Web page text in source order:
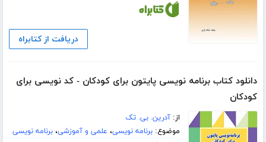
دریافت از کتابراه
دانلود کتاب برنامه نویسی پایتون برای کودکان - کد نویسی برای
کودکان
از:آدرین. بی. تک
موضوع:برنامه نویسی، علمی و آموزشی،برنامه نویسی